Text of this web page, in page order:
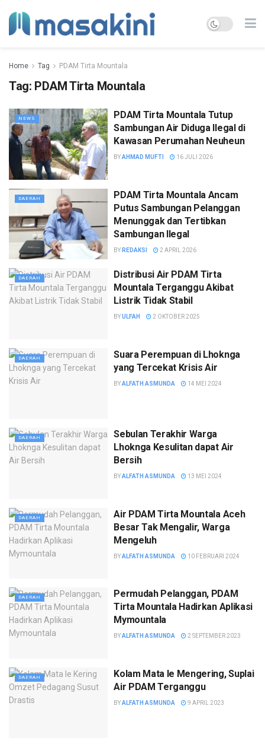
Home Tag PDAM Tirta Mountala
Tag: PDAM Tirta Mountala
NEWS
PDAM Tirta Mountala Tutup
Sambungan Air Diduga Ilegal di
Kawasan Perumahan Neuheun
BYAHMAD MUFTI 16 JULI 2026
DAERAH
PDAM Tirta Mountala Ancam
Putus Sambungan Pelanggan
Menunggak dan Tertibkan
Sambungan Ilegal
BY REDAKSI 2 APRIL 2026
DAERAH
Distribusi Air PDAM Tirta
Mountala Terganggu Akibat
Listrik Tidak Stabil
BYULFAH 2 OKTOBER 2025
DAERAH
Suara Perempuan di Lhoknga
yang Tercekat Krisis Air
BYALFATH ASMUNDA 14 MEI 2024
DAERAH
Sebulan Terakhir Warga
Lhoknga Kesulitan dapat Air
Bersih
BYALFATH ASMUNDA 13 MEI 2024
DAERAH
Air PDAM Tirta Mountala Aceh
Besar Tak Mengalir, Warga
Mengeluh
BYALFATH ASMUNDA 10 FEBRUARI 2024
DAERAH
Permudah Pelanggan, PDAM
Tirta Mountala Hadirkan Aplikasi
Mymountala
BYALFATH ASMUNDA 2 SEPTEMBER 2023
DAERAH
Kolam Mata Ie Mengering, Suplai
Air PDAM Terganggu
BYALFATH ASMUNDA 9 APRIL 2023